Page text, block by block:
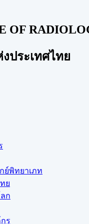
OF
ประเทศไทย
ย์พิทยาเภท
ย
ก
ร